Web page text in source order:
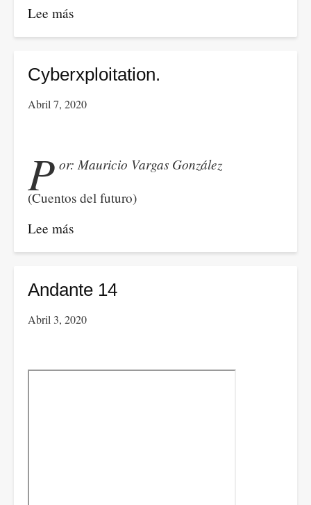
Lee más
Cyber-
Cyberxploitation.
Abril 7, 2020
P or: Mauricio Vargas González
(Cuentos del futuro)
Lee más
Cyberxploitation.
Andante 14
Abril 3, 2020